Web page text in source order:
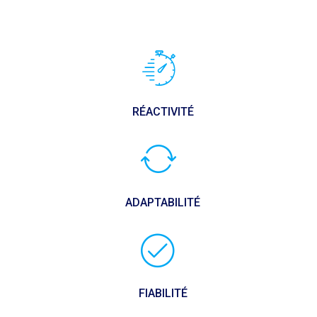
RÉACTIVITÉ
ADAPTABILITÉ
FIABILITÉ